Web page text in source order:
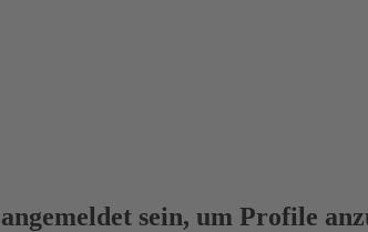
sein, um Profile